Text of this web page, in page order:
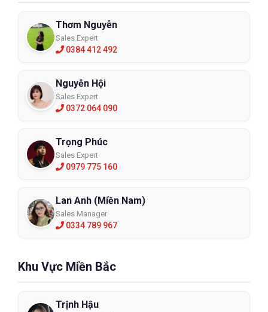
Thơm Nguyễn
Sales Expert
0384 412 492
Nguyễn Hội
Sales Expert
0372 064 090
Trọng Phúc
Sales Expert
0979 775 160
Lan Anh (Miền Nam)
Sales Manager
0334 789 967
Khu Vực Miền Bắc
Trịnh Hậu